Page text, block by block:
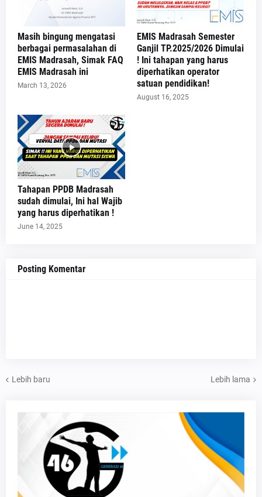
Masih bingung mengatasi
berbagai permasalahan di
EMIS Madrasah, Simak FAQ
EMIS Madrasah ini
March 13, 2026
EMIS Madrasah Semester
Ganjil TP.2025/2026 Dimulai
! Ini tahapan yang harus
diperhatikan operator
satuan pendidikan!
August 16, 2025
Tahapan PPDB Madrasah
sudah dimulai, Ini hal Wajib
yang harus diperhatikan !
June 14, 2025
Posting Komentar
Lebih baru Lebih lama